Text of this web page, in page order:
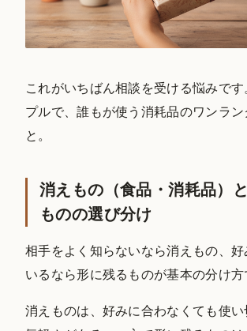
これがいちばん相談を受ける悩みで
プルで、誰もが使う消耗品のワンラン
と。
消えもの（食品・消耗品）
ものの選び分け
相手をよく知らないなら消えもの、好
いるなら形に残るものが基本の分け方
消えものは、好みに合わなくても使い